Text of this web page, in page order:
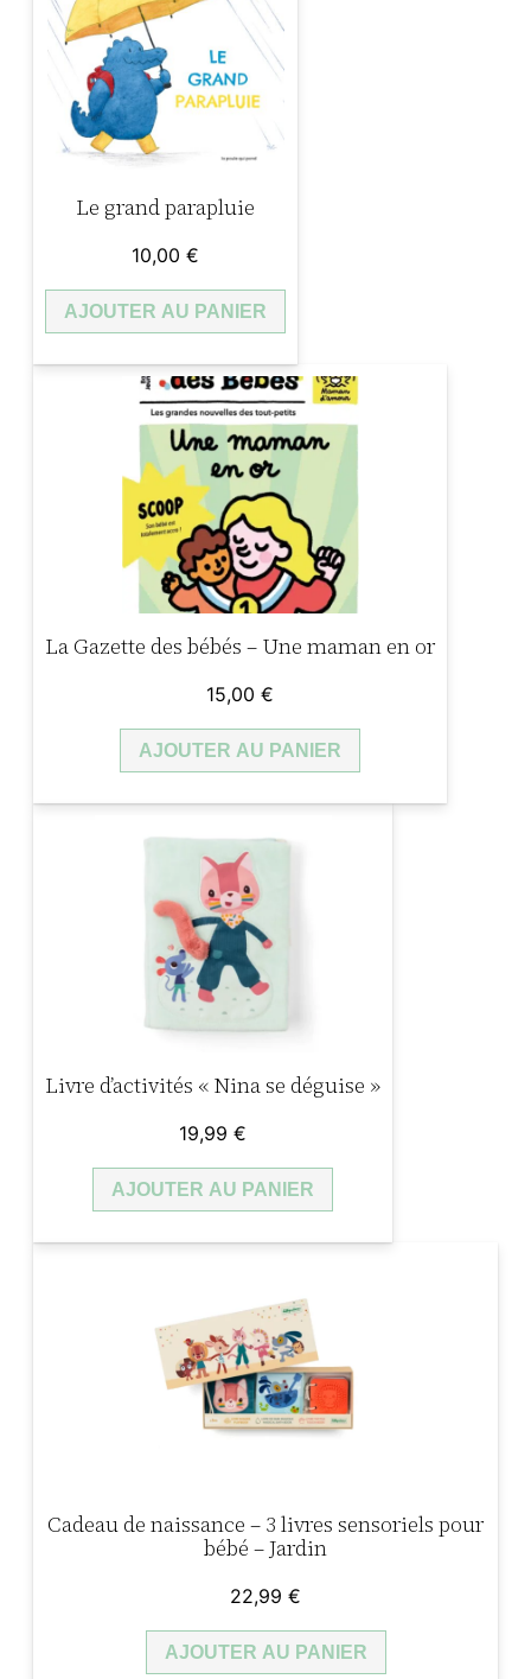
,
5
0
€
.
€
Le grand parapluie
10,00 €
AJOUTER AU PANIER
La Gazette des bébés – Une maman en or
15,00 €
AJOUTER AU PANIER
Livre d’activités « Nina se déguise »
19,99 €
AJOUTER AU PANIER
Cadeau de naissance – 3 livres sensoriels pour
bébé – Jardin
22,99 €
AJOUTER AU PANIER